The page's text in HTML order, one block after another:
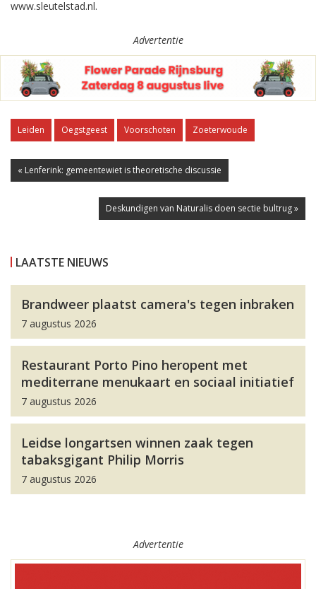
www.sleutelstad.nl.
Advertentie
Leiden Oegstgeest Voorschoten Zoeterwoude
« Lenferink: gemeentewiet is theoretische discussie
Deskundigen van Naturalis doen sectie bultrug »
LAATSTE NIEUWS
Brandweer plaatst camera's tegen inbraken
7 augustus 2026
Restaurant Porto Pino heropent met
mediterrane menukaart en sociaal initiatief
7 augustus 2026
Leidse longartsen winnen zaak tegen
tabaksgigant Philip Morris
7 augustus 2026
Advertentie